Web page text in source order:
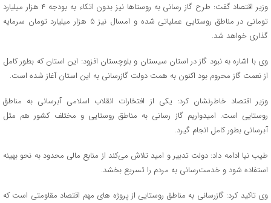
وزیر اقتصاد گفت: طرح گاز رسانی به روستاها نیز بدون اتکاء به بودجه ۴ هزار میلیارد
تومانی در مناطق روستایی عملیاتی شده و امسال نیز ۵ هزار میلیارد تومان سرمایه
گذاری خواهد شد.
وی با اشاره به نبود گاز در استان سیستان و بلوچستان افزود: این استان که بطور کامل
از نعمت گاز محروم بود اکنون به همت دولت گازرسانی به این استان آغاز شده است.
وزیر اقتصاد خاطرنشان کرد: یکی از افتخارات انقلاب اسلامی آبرسانی به مناطق
روستایی است. امیدواریم گاز رسانی به مناطق روستایی و مختلف کشور هم مثل
آبرسانی بطور کامل انجام گیرد.
طیب نیا ادامه داد: دولت تدبیر و امید تلاش می‌کند از منابع مالی محدود به نحو بهینه
استفاده شود و خدمت‌رسانی به مردم را تسریع بخشد.‌
وی تاکید کرد: گازرسانی به مناطق روستایی از پروژه های مهم اقتصاد مقاومتی است که